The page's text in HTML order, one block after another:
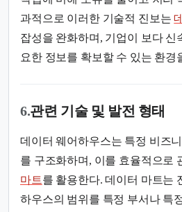
과적으로 이러한 기술적 진보는
잡성을 완화하며, 기업이 보다 신
요한 정보를 확보할 수 있는 환경
6.관련 기술 및 발전 형태
데이터 웨어하우스는 특정 비즈
를 구조화하며, 이를 효율적으로
마트를 활용한다. 데이터 마트는
하우스의 범위를 특정 부서나 특